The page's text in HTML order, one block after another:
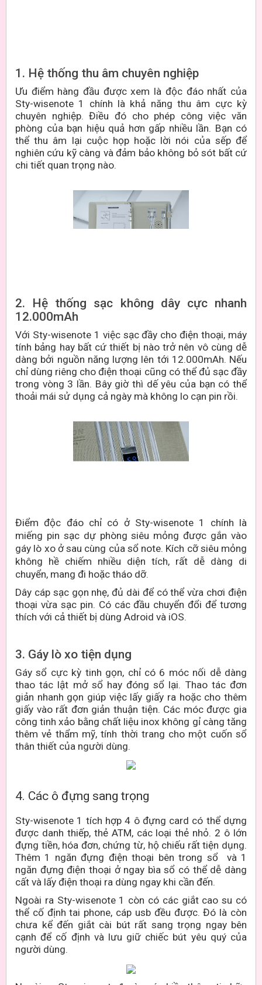
1. Hệ thống thu âm chuyên nghiệp
Ưu điểm hàng đầu được xem là độc đáo nhất của
Sty-wisenote 1 chính là khả năng thu âm cực kỳ
chuyên nghiệp. Điều đó cho phép công việc văn
phòng của bạn hiệu quả hơn gấp nhiều lần. Bạn có
thể thu âm lại cuộc họp hoặc lời nói của sếp để
nghiên cứu kỹ càng và đảm bảo không bỏ sót bất cứ
chi tiết quan trọng nào.
2. Hệ thống sạc không dây cực nhanh
12.000mAh
Với Sty-wisenote 1 việc sạc đầy cho điện thoại, máy
tính bảng hay bất cứ thiết bị nào trở nên vô cùng dễ
dàng bởi nguồn năng lượng lên tới 12.000mAh. Nếu
chỉ dùng riêng cho điện thoại cũng có thể đủ sạc đầy
trong vòng 3 lần. Bây giờ thì dế yêu của bạn có thể
thoải mái sử dụng cả ngày mà không lo cạn pin rồi.
Điểm độc đáo chỉ có ở Sty-wisenote 1 chính là
miếng pin sạc dự phòng siêu mỏng được gắn vào
gáy lò xo ở sau cùng của sổ note. Kích cỡ siêu mỏng
không hề chiếm nhiều diện tích, rất dễ dàng di
chuyển, mang đi hoặc tháo dỡ.
Dây cáp sạc gọn nhẹ, đủ dài để có thể vừa chơi điện
thoại vừa sạc pin. Có các đầu chuyển đổi để tương
thích với cả thiết bị dùng Adroid và iOS.
3. Gáy lò xo tiện dụng
Gáy sổ cực kỳ tinh gọn, chỉ có 6 móc nối dễ dàng
thao tác lật mở sổ hay đóng sổ lại. Thao tác đơn
giản nhanh gọn giúp việc lấy giấy ra hoặc cho thêm
giấy vào rất đơn giản thuận tiện. Các móc được gia
công tinh xảo bằng chất liệu inox không gỉ càng tăng
thêm vẻ thẩm mỹ, tính thời trang cho một cuốn sổ
thân thiết của người dùng.
4. Các ô đựng sang trọng
Sty-wisenote 1 tích hợp 4 ô đựng card có thể dựng
được danh thiếp, thẻ ATM, các loại thẻ nhỏ. 2 ô lớn
đựng tiền, hóa đơn, chứng từ, hộ chiếu rất tiện dụng.
Thêm 1 ngăn đựng điện thoại bên trong sổ và 1
ngăn đựng điện thoại ở ngay bìa sổ có thể dễ dàng
cất và lấy điện thoại ra dùng ngay khi cần đến.
Ngoài ra Sty-wisenote 1 còn có các giắt cao su có
thể cố định tai phone, cáp usb đều được. Đó là còn
chưa kể đến giắt cài bút rất sang trọng ngay bên
cạnh để cố định và lưu giữ chiếc bút yêu quý của
người dùng.